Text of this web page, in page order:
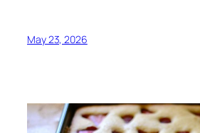
May 23, 2026